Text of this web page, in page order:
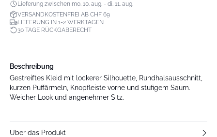
Lieferung zwischen mo. 10. aug. - di. 11. aug.
VERSANDKOSTENFREI AB CHF 69
LIEFERUNG IN 1-2 WERKTAGEN
30 TAGE RÜCKGABERECHT
Beschreibung
Gestreiftes Kleid mit lockerer Silhouette, Rundhalsausschnitt,
kurzen Puffärmeln, Knopfleiste vorne und stufigem Saum.
Weicher Look und angenehmer Sitz.
Über das Produkt